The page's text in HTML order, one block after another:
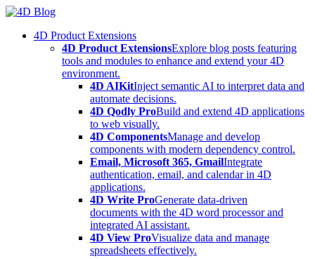
Skip
content4D Product Extensions
4D Product ExtensionsExplore blog posts featuring
tools and modules to enhance and extend your 4D
environment.
4D AIKitInject semantic AI to interpret data and
automate decisions.
4D Qodly ProBuild and extend 4D applications
to web visually.
4D ComponentsManage and develop
components with modern dependency control.
Email, Microsoft 365, GmailIntegrate
authentication, email, and calendar in 4D
applications.
4D Write ProGenerate data-driven
documents with the 4D word processor and
integrated AI assistant.
4D View ProVisualize data and manage
spreadsheets effectively.